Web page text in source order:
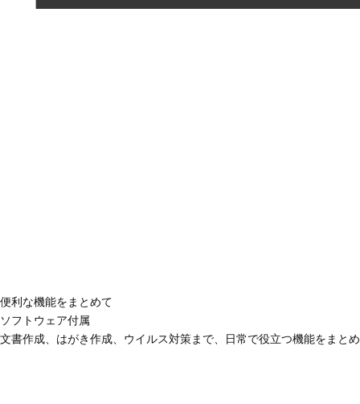
便利な機能をまとめて
ソフトウェア付属
文書作成、はがき作成、ウイルス対策まで、日常で役立つ機能をまと